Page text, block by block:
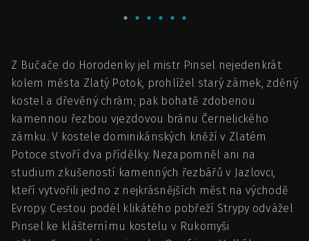
Z Bučače do Horodenky jel mistr Pinsel nejedenkrát
kolem města Zlatý Potok, prohlížel starý zámek, zděný
kostel a dřevěný chrám; pak bohatě zdobenou
kamennou řezbou vjezdovou bránu Černelického
zámku. V kostele dominikánských kněží v Zlatém
Potoce stvoří dva přídělky. Nezapomněl ani na
studium zkušeností kamenných řezbářů v Jazlovci,
kteří vytvořili jedno z nejkrásnějších měst na východě
Evropy. Cestou podél klikátého pobřeží Strypy odvážel
Pinsel ke klášternímu kostelu v Rukomyši